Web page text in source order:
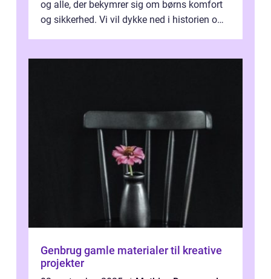
og alle, der bekymrer sig om børns komfort
og sikkerhed. Vi vil dykke ned i historien om,
Genbrug gamle materialer til kreative
projekter